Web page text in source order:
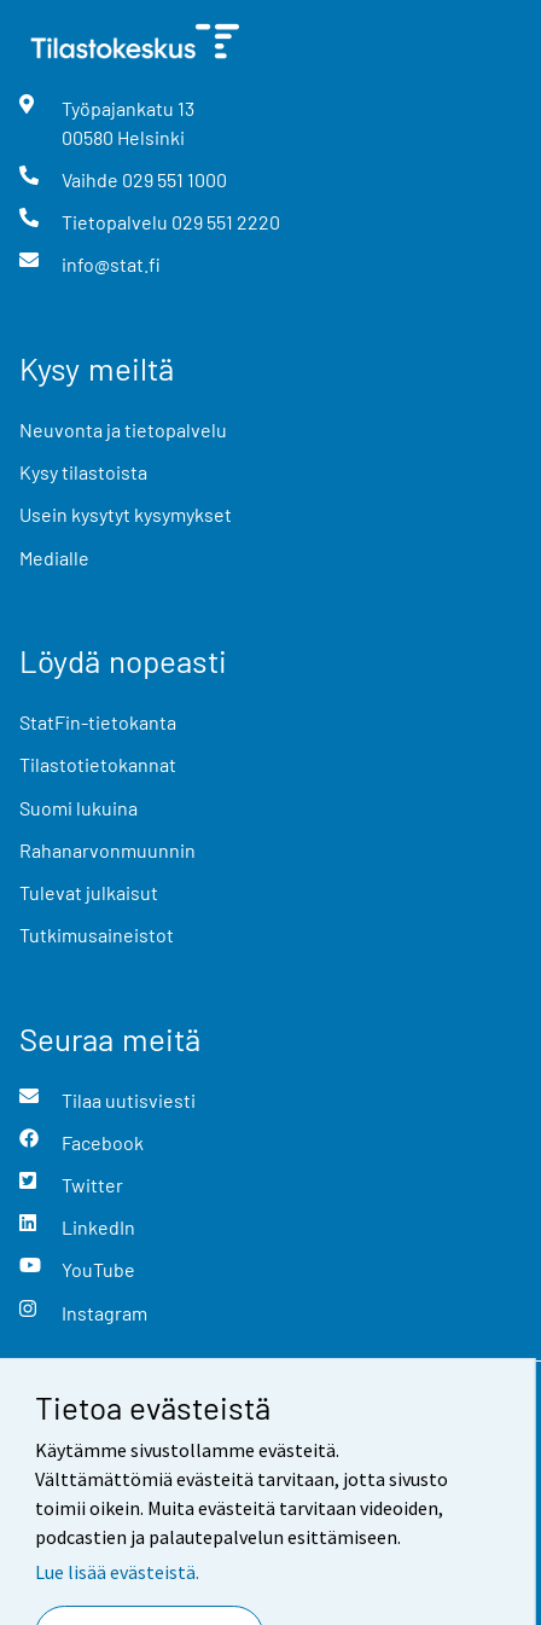
Tietoa evästeistä
Käytämme sivustollamme evästeitä.
Välttämättömiä evästeitä tarvitaan, jotta sivusto
toimii oikein. Muita evästeitä tarvitaan videoiden,
podcastien ja palautepalvelun esittämiseen.
Lue lisää evästeistä.
Työpajankatu 13
00580 Helsinki
Vaihde 029 551 1000
Tietopalvelu 029 551 2220
info@stat.fi
Kysy meiltä
Neuvonta ja tietopalvelu
Kysy tilastoista
Usein kysytyt kysymykset
Medialle
Löydä nopeasti
StatFin-tietokanta
Tilastotietokannat
Suomi lukuina
Rahanarvonmuunnin
Tulevat julkaisut
Tutkimusaineistot
Seuraa meitä
Tilaa uutisviesti
Facebook
Twitter
LinkedIn
YouTube
Instagram
Yhteystiedot
Palaute
Käyttöehdot
Saavutettavuus